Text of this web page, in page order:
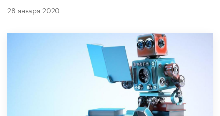
28 января 2020